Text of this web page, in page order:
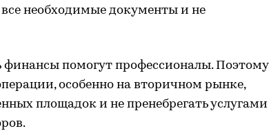
необходимые документы и не
финансы помогут профессионалы. Поэтому
особенно на вторичном рынке,
площадок и не пренебрегать услугами